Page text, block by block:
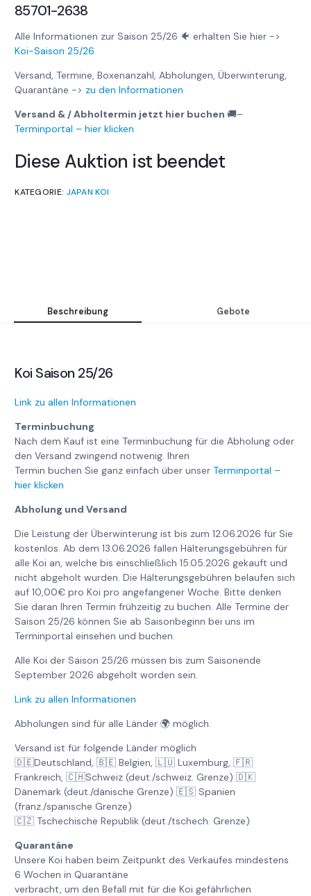
85701-2638
Alle Informationen zur Saison 25/26 🐠 erhalten Sie hier ->
Koi-Saison 25/26
Versand, Termine, Boxenanzahl, Abholungen, Überwinterung,
Quarantäne -> zu den Informationen
Versand & / Abholtermin jetzt hier buchen 🚚–
Terminportal – hier klicken
Diese Auktion ist beendet
KATEGORIE: JAPAN KOI
Beschreibung Gebote
Koi Saison 25/26
Link zu allen Informationen
Terminbuchung
Nach dem Kauf ist eine Terminbuchung für die Abholung oder
den Versand zwingend notwenig. Ihren
Termin buchen Sie ganz einfach über unserTerminportal –
hier klicken
Abholung und Versand
Die Leistung der Überwinterung ist bis zum 12.06.2026 für Sie
kostenlos. Ab dem 13.06.2026 fallen Hälterungsgebühren für
alle Koi an, welche bis einschließlich 15.05.2026 gekauft und
nicht abgeholt wurden. Die Hälterungsgebühren belaufen sich
auf 10,00€ pro Koi pro angefangener Woche. Bitte denken
Sie daran Ihren Termin frühzeitig zu buchen. Alle Termine der
Saison 25/26 können Sie ab Saisonbeginn bei uns im
Terminportal einsehen und buchen.
Alle Koi der Saison 25/26 müssen bis zum Saisonende
September 2026 abgeholt worden sein.
Link zu allen Informationen
Abholungen sind für alle Länder 🌍 möglich.
Versand ist für folgende Länder möglich
🇩🇪Deutschland, 🇧🇪 Belgien, 🇱🇺 Luxemburg, 🇫🇷
Frankreich, 🇨🇭Schweiz (deut./schweiz. Grenze) 🇩🇰
Dänemark (deut./dänische Grenze) 🇪🇸 Spanien
(franz./spanische Grenze)
🇨🇿 Tschechische Republik (deut./tschech. Grenze)
Quarantäne
Unsere Koi haben beim Zeitpunkt des Verkaufes mindestens
6 Wochen in Quarantäne
verbracht, um den Befall mit für die Koi gefährlichen